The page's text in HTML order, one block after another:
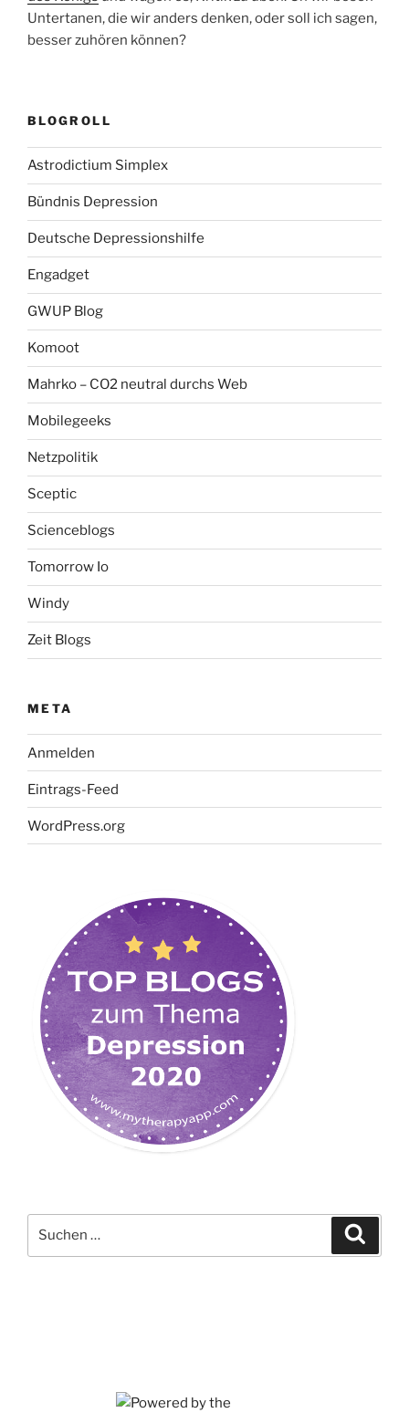
Untertanen, die wir anders denken, oder soll ich sagen,
besser zuhören können?
BLOGROLL
Astrodictium Simplex
Bündnis Depression
Deutsche Depressionshilfe
Engadget
GWUP Blog
Komoot
Mahrko – CO2 neutral durchs Web
Mobilegeeks
Netzpolitik
Sceptic
Scienceblogs
Tomorrow Io
Windy
Zeit Blogs
META
Anmelden
Eintrags-Feed
WordPress.org
nach: